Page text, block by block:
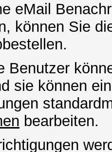
eMail
können Sie
Benutzer
sie können
bearbeiten.